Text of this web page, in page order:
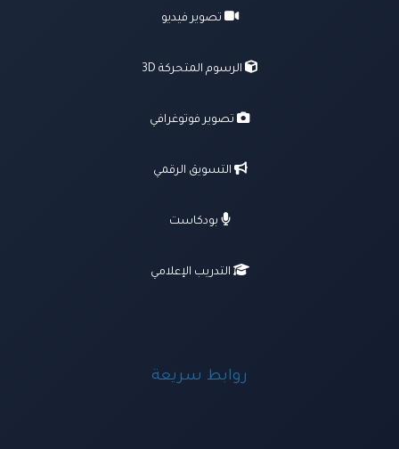
تصوير فيديو
الرسوم المتحركة 3D
تصوير فوتوغرافي
التسويق الرقمي
بودكاست
التدريب الإعلامي
روابط سريعة